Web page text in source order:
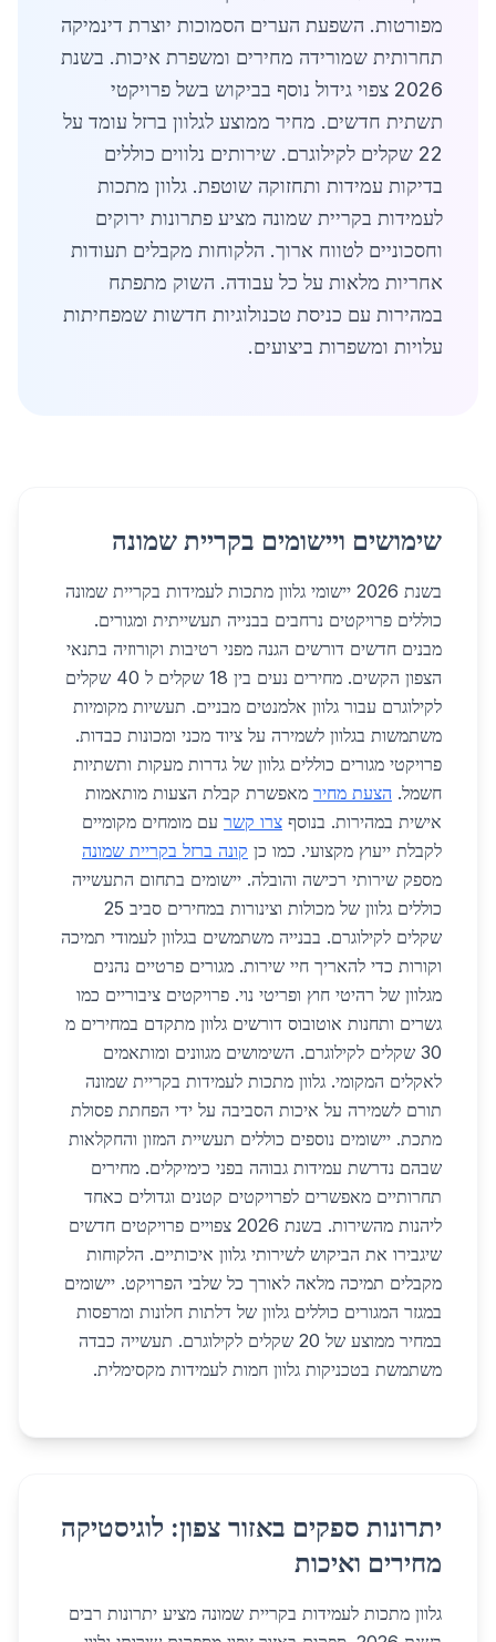
מפורטות. השפעת הערים הסמוכות יוצרת דינמיקה
תחרותית שמורידה מחירים ומשפרת איכות. בשנת
2026 צפוי גידול נוסף בביקוש בשל פרויקטי
תשתית חדשים. מחיר ממוצע לגלוון ברזל עומד על
22 שקלים לקילוגרם. שירותים נלווים כוללים
בדיקות עמידות ותחזוקה שוטפת. גלוון מתכות
לעמידות בקריית שמונה מציע פתרונות ירוקים
וחסכוניים לטווח ארוך. הלקוחות מקבלים תעודות
אחריות מלאות על כל עבודה. השוק מתפתח
במהירות עם כניסת טכנולוגיות חדשות שמפחיתות
עלויות ומשפרות ביצועים.
שימושים ויישומים בקריית שמונה
בשנת 2026 יישומי גלוון מתכות לעמידות בקריית שמונה
כוללים פרויקטים נרחבים בבנייה תעשייתית ומגורים.
מבנים חדשים דורשים הגנה מפני רטיבות וקורוזיה בתנאי
הצפון הקשים. מחירים נעים בין 18 שקלים ל 40 שקלים
לקילוגרם עבור גלוון אלמנטים מבניים. תעשיות מקומיות
משתמשות בגלוון לשמירה על ציוד מכני ומכונות כבדות.
פרויקטי מגורים כוללים גלוון של גדרות מעקות ותשתיות
חשמל. הצעת מחיר מאפשרת קבלת הצעות מותאמות
אישית במהירות. בנוסף צרו קשר עם מומחים מקומיים
לקבלת ייעוץ מקצועי. כמו כן קונה ברזל בקריית שמונה
מספק שירותי רכישה והובלה. יישומים בתחום התעשייה
כוללים גלוון של מכולות וצינורות במחירים סביב 25
שקלים לקילוגרם. בבנייה משתמשים בגלוון לעמודי תמיכה
וקורות כדי להאריך חיי שירות. מגורים פרטיים נהנים
מגלוון של רהיטי חוץ ופריטי נוי. פרויקטים ציבוריים כמו
גשרים ותחנות אוטובוס דורשים גלוון מתקדם במחירים מ
30 שקלים לקילוגרם. השימושים מגוונים ומותאמים
לאקלים המקומי. גלוון מתכות לעמידות בקריית שמונה
תורם לשמירה על איכות הסביבה על ידי הפחתת פסולת
מתכת. יישומים נוספים כוללים תעשיית המזון והחקלאות
שבהם נדרשת עמידות גבוהה בפני כימיקלים. מחירים
תחרותיים מאפשרים לפרויקטים קטנים וגדולים כאחד
ליהנות מהשירות. בשנת 2026 צפויים פרויקטים חדשים
שיגבירו את הביקוש לשירותי גלוון איכותיים. הלקוחות
מקבלים תמיכה מלאה לאורך כל שלבי הפרויקט. יישומים
במגזר המגורים כוללים גלוון של דלתות חלונות ומרפסות
במחיר ממוצע של 20 שקלים לקילוגרם. תעשייה כבדה
משתמשת בטכניקות גלוון חמות לעמידות מקסימלית.
יתרונות ספקים באזור צפון: לוגיסטיקה
מחירים ואיכות
גלוון מתכות לעמידות בקריית שמונה מציע יתרונות רבים